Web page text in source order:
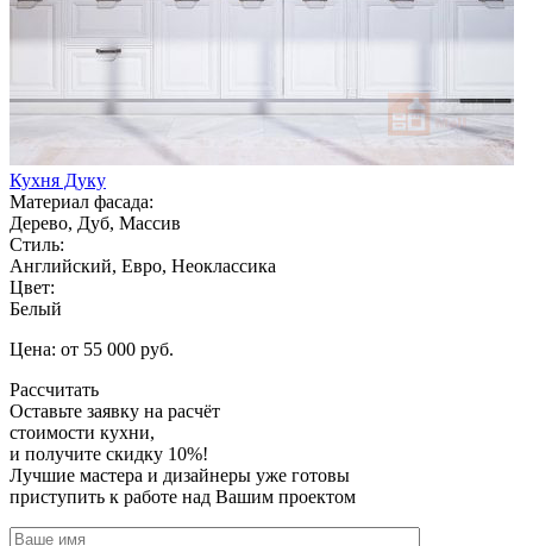
Кухня Дуку
Материал фасада:
Дерево, Дуб, Массив
Стиль:
Английский, Евро, Неоклассика
Цвет:
Белый
Цена: от 55 000 руб.
Рассчитать
Оставьте заявку на расчёт
стоимости кухни,
и получите скидку 10%!
Лучшие мастера и дизайнеры уже готовы
приступить к работе над Вашим проектом